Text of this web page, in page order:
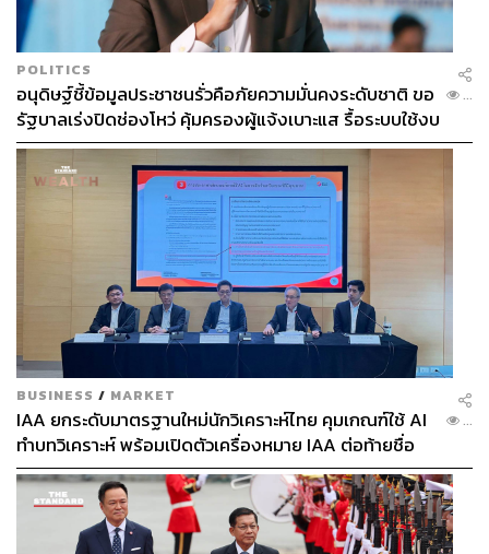
POLITICS
อนุดิษฐ์ชี้ข้อมูลประชาชนรั่วคือภัยความมั่นคงระดับชาติ ขอ
รัฐบาลเร่งปิดช่องโหว่ คุ้มครองผู้แจ้งเบาะแส รื้อระบบใช้งบ
ไซเบอร์
...
BUSINESS / MARKET
IAA ยกระดับมาตรฐานใหม่นักวิเคราะห์ไทย คุมเกณฑ์ใช้ AI
ทำบทวิเคราะห์ พร้อมเปิดตัวเครื่องหมาย IAA ต่อท้ายชื่อ
...